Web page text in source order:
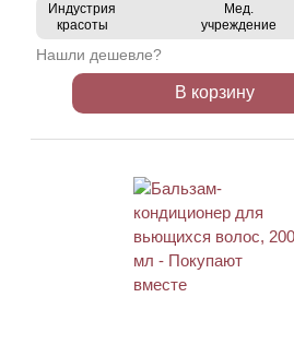
Индустрия
красоты
Мед.
учреждение
Нашли дешевле?
В корзину